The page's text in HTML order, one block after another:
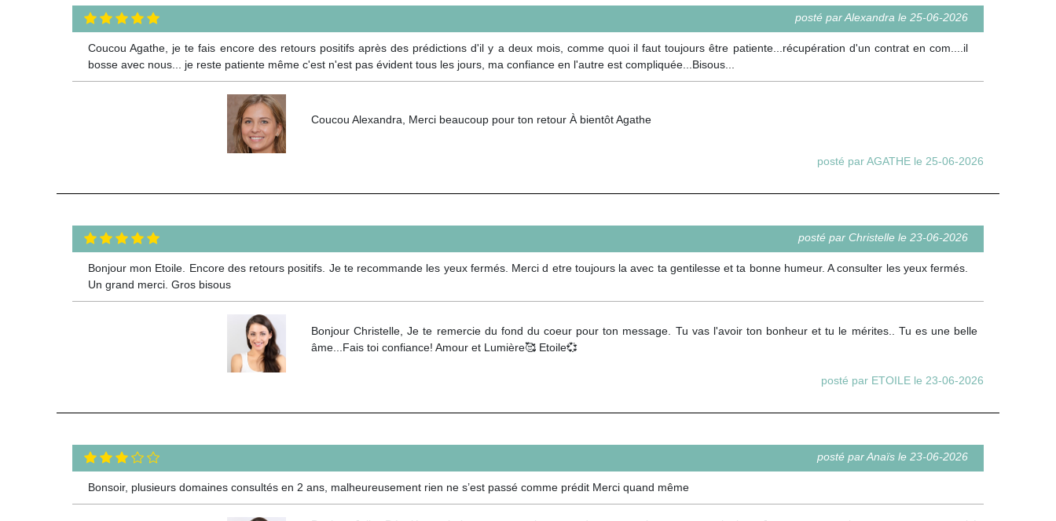
posté par Alexandra le 25-06-2026
Coucou Agathe, je te fais encore des retours positifs après des prédictions d'il y a deux mois, comme quoi il faut toujours être patiente...récupération d'un contrat en com....il
bosse avec nous... je reste patiente même c'est n'est pas évident tous les jours, ma confiance en l'autre est compliquée...Bisous...
Coucou Alexandra, Merci beaucoup pour ton retour À bientôt Agathe
posté par AGATHE le 25-06-2026
posté par Christelle le 23-06-2026
Bonjour mon Etoile. Encore des retours positifs. Je te recommande les yeux fermés. Merci d etre toujours la avec ta gentilesse et ta bonne humeur. A consulter les yeux fermés.
Un grand merci. Gros bisous
Bonjour Christelle, Je te remercie du fond du coeur pour ton message. Tu vas l'avoir ton bonheur et tu le mérites.. Tu es une belle
âme...Fais toi confiance! Amour et Lumière🥰 Etoile💞
posté par ETOILE le 23-06-2026
posté par Anaïs le 23-06-2026
Bonsoir, plusieurs domaines consultés en 2 ans, malheureusement rien ne s’est passé comme prédit Merci quand même